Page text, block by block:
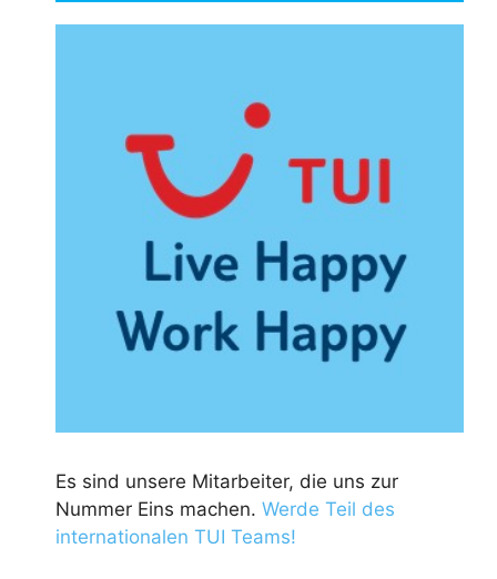
Es sind unsere Mitarbeiter, die uns zur
Nummer Eins machen. Werde Teil des
internationalen TUI Teams!